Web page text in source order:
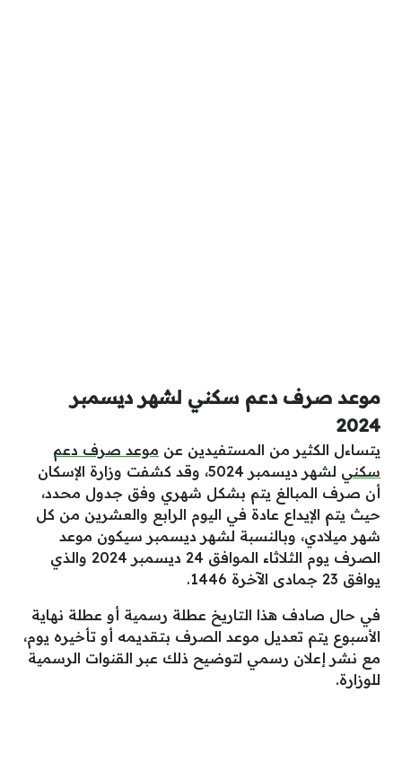
موعد صرف دعم سكني لشهر ديسمبر
2024
يتساءل الكثير من المستفيدين عن موعد صرف دعم
سكني
لشهر ديسمبر 5024، وقد كشفت وزارة الإسكان
أن صرف المبالغ يتم بشكل شهري وفق جدول محدد،
حيث يتم الإيداع عادة في اليوم الرابع والعشرين من كل
شهر ميلادي، وبالنسبة لشهر ديسمبر سيكون موعد
الصرف يوم الثلاثاء الموافق 24 ديسمبر 2024 والذي
يوافق 23 جمادى الآخرة 1446.
في حال صادف هذا التاريخ عطلة رسمية أو عطلة نهاية
الأسبوع يتم تعديل موعد الصرف بتقديمه أو تأخيره يوم،
مع نشر إعلان رسمي لتوضيح ذلك عبر القنوات الرسمية
للوزارة.